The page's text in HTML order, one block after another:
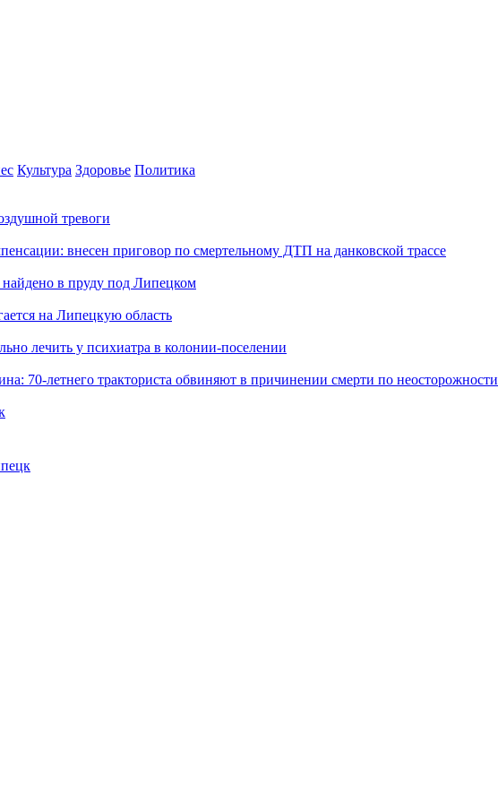
Культура Здоровье Политика
тревоги
внесен приговор по смертельному ДТП на данковской трассе
в пруду под Липецком
на Липецкую область
лечить у психиатра в колонии-поселении
70-летнего тракториста обвиняют в причинении смерти по неосторожности